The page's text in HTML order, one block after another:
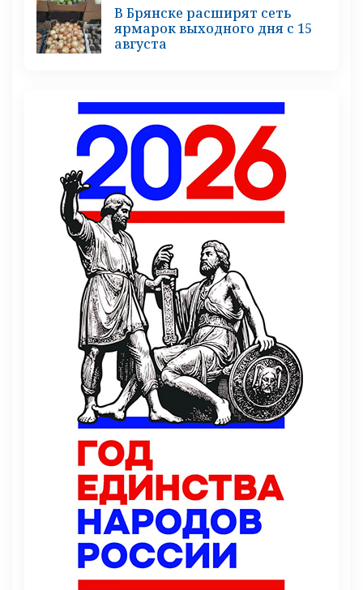
В Брянске расширят сеть
ярмарок выходного дня с 15
августа